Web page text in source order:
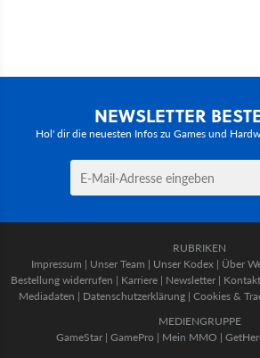
NEWSLETTER
Hol' dir die neuesten Infos zu Games und
RUBRIKEN
Impressum | Unser Team | Unser Kodex | Über
Bestellung widerrufen | Karriere | Newsletter | Kontakt
Mediadaten | Datenschutzerklärung | Cookies &
MEDIENGRUPPE
GameStar| GamePro | Mein MMO |